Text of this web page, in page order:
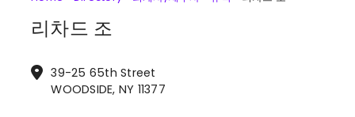
리차드 조
39-25 65th Street
WOODSIDE, NY 11377